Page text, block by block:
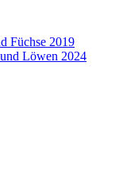
Füchse 2019
Löwen 2024